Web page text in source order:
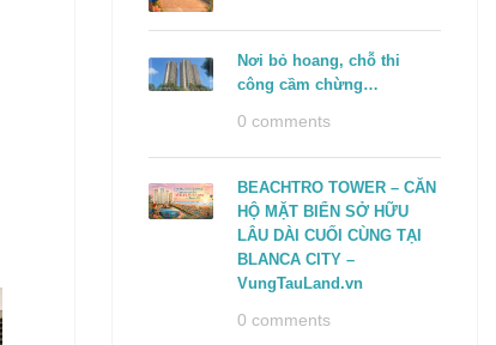
Nơi bỏ hoang, chỗ thi
công cầm chừng…
0 comments
BEACHTRO TOWER – CĂN
HỘ MẶT BIỂN SỞ HỮU
LÂU DÀI CUỐI CÙNG TẠI
BLANCA CITY –
VungTauLand.vn
0 comments